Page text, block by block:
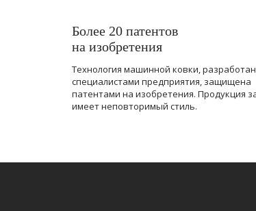
Более 20 патентов
на изобретения
Технология машинной ковки,
специалистами предприятия, защищена
патентами на изобретения. Продукция
имеет неповторимый стиль.